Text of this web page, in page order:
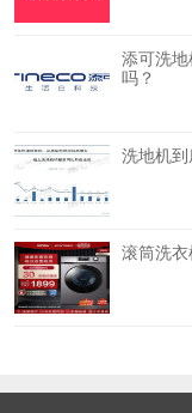
添可洗
吗？
洗地机
滚筒洗